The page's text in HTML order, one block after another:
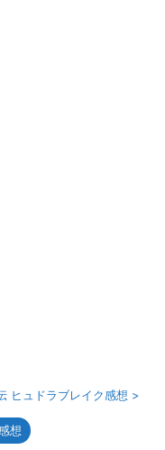
ヒュドラブレイク感想 >
想